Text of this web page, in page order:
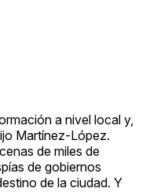
a nivel local y,
Martínez-López.
de miles de
de gobiernos
de la ciudad. Y